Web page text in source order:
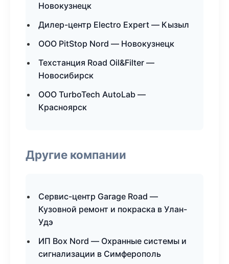
Новокузнецк
Дилер-центр Electro Expert — Кызыл
ООО PitStop Nord — Новокузнецк
Техстанция Road Oil&Filter —
Новосибирск
ООО TurboTech AutoLab —
Красноярск
Другие компании
Сервис-центр Garage Road —
Кузовной ремонт и покраска в Улан-
Удэ
ИП Box Nord — Охранные системы и
сигнализации в Симферополь